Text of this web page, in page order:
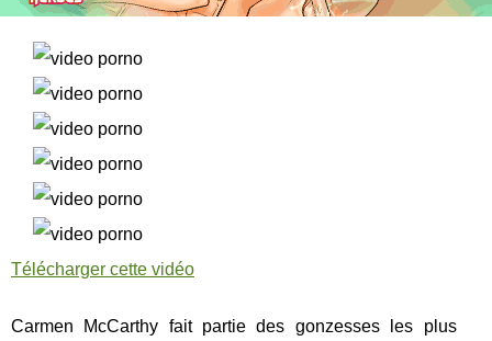
Télécharger cette vidéo
Carmen McCarthy fait partie des gonzesses les plus